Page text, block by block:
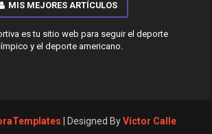
MIS MEJORES ARTÍCULOS
es tu sitio web para seguir el deporte
y el deporte americano.
| Designed ByVíctor Calle